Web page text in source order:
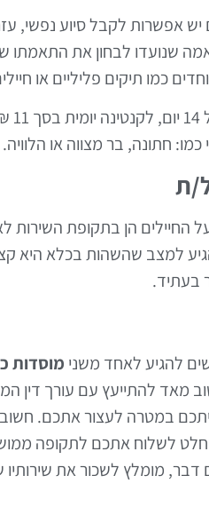
אפשרות לקבל סיוע נפשי,
שנועדו לבחון את התאמתו
כמו תיקים פליליים או
חתונה, בר מצווה או הלוויה.
ת
החיילים הן בתקופת
למצב שהשהות בכלא היא
בעתיד.
להגיע לאחד משני מוסדות
מאד להתייעץ עם עורך דין
במטרה לעצור אתכם.
לשלוח אתכם לתקופה
מומלץ לשכור את שירותיו